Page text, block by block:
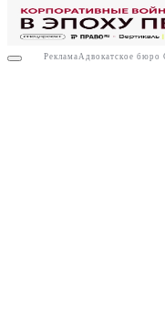
Реклама Адвокатское бюро